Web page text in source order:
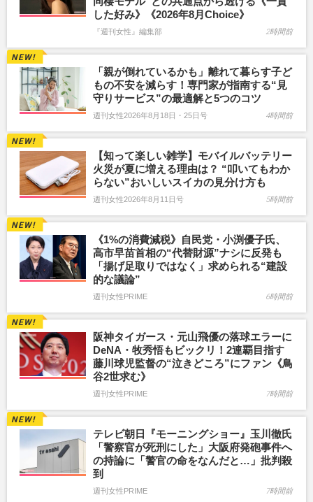
した好み》《2026年8月Choice》
『週刊女性』編集部 2時間前
「親が倒れているかも」離れて暮らす子ど
もの不安を減らす！専門家が指南する“見
守りサービス”の最適解と5つのコツ
週刊女性2026年8月18日・25日号 4時間前
【知って楽しい雑学】モバイルバッテリー
火災が夏に増える理由は？ “叩いてもわか
らない”おいしいスイカの見分け方も
週刊女性2026年8月11日号 5時間前
《1%の消費減税》自民党・小渕優子氏、
高市早苗首相の“代替財源”ナシに反発も
「揚げ足取りではなく」求められる“建設
的な議論”
週刊女性PRIME 6時間前
阪神タイガース・元山飛優の落球エラーに
DeNA・牧秀悟もビックリ！2連覇目指す
藤川球児監督の“泣きどころ”にファン《鳥
谷2世求む》
週刊女性PRIME 7時間前
テレビ朝日『モーニングショー』玉川徹氏
「警察官が死刑にした」大阪府発砲事件へ
の持論に「警官の命をなんだと…」批判殺
到
週刊女性PRIME 7時間前